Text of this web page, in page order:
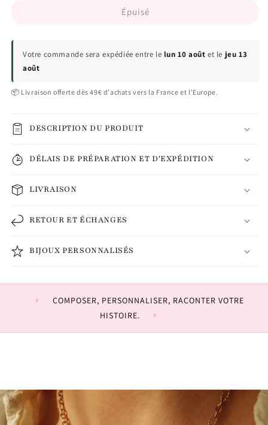
Épuisé
Votre commande sera expédiée entre le lun 10 août et le jeu 13
août
📦 Livraison offerte dès 49€ d'achats vers la France et l'Europe.
DESCRIPTION DU PRODUIT
DÉLAIS DE PRÉPARATION ET D'EXPÉDITION
LIVRAISON
RETOUR ET ÉCHANGES
BIJOUX PERSONNALISÉS
COMPOSER, PERSONNALISER, RACONTER VOTRE
HISTOIRE.